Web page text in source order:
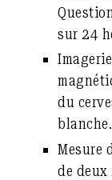
sur 24
du
blanche.
Mesure
de deux